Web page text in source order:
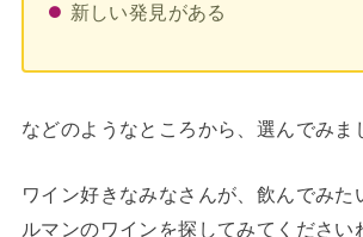
新しい発見がある
などのようなところから、選んでみま
ワイン好きなみなさんが、飲んでみた
ルマンのワインを探してみてください